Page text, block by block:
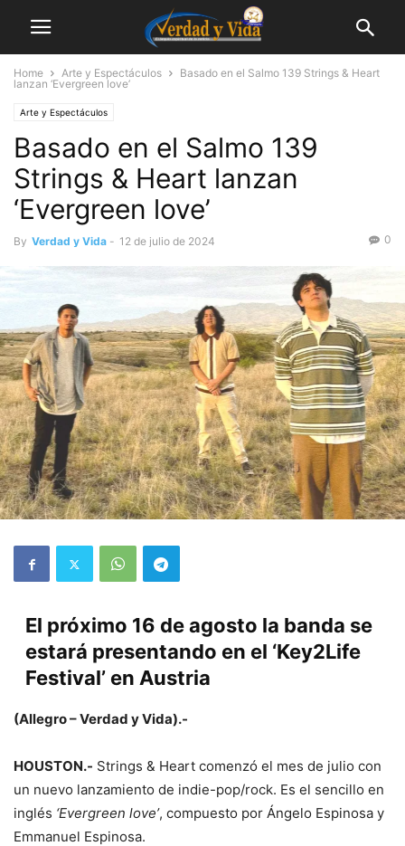
Home Arte y Espectáculos
Basado en el Salmo 139 Strings & Heart
lanzan ‘Evergreen love’
Arte y Espectáculos
Basado en el Salmo 139
Strings & Heart lanzan
‘Evergreen love’
By Verdad y Vida - 12 de julio de 2024 0
El próximo 16 de agosto la banda se
estará presentando en el ‘Key2Life
Festival’ en Austria
(Allegro – Verdad y Vida).-
HOUSTON.- Strings & Heart comenzó el mes de julio con
un nuevo lanzamiento de indie-pop/rock. Es el sencillo en
inglés ‘Evergreen love’, compuesto por Ángelo Espinosa y
Emmanuel Espinosa.